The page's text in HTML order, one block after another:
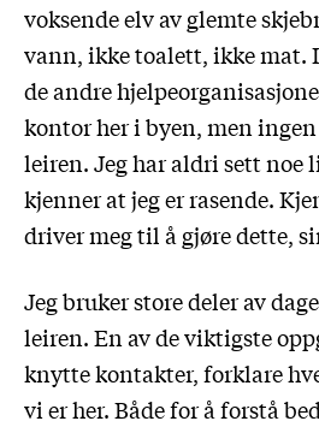
voksende elv av glemte
vann, ikke toalett, ikke mat.
de andre
kontor her i byen, men ingen
leiren. Jeg har aldri sett noe
kjenner at jeg er rasende.
driver meg til å gjøre dette,
Jeg bruker store deler av
leiren. En av de viktigste
knytte kontakter, forklare
vi er her. Både for å forstå